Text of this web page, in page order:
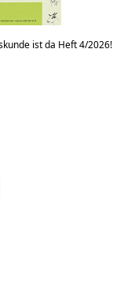
ist da Heft 4/2026!